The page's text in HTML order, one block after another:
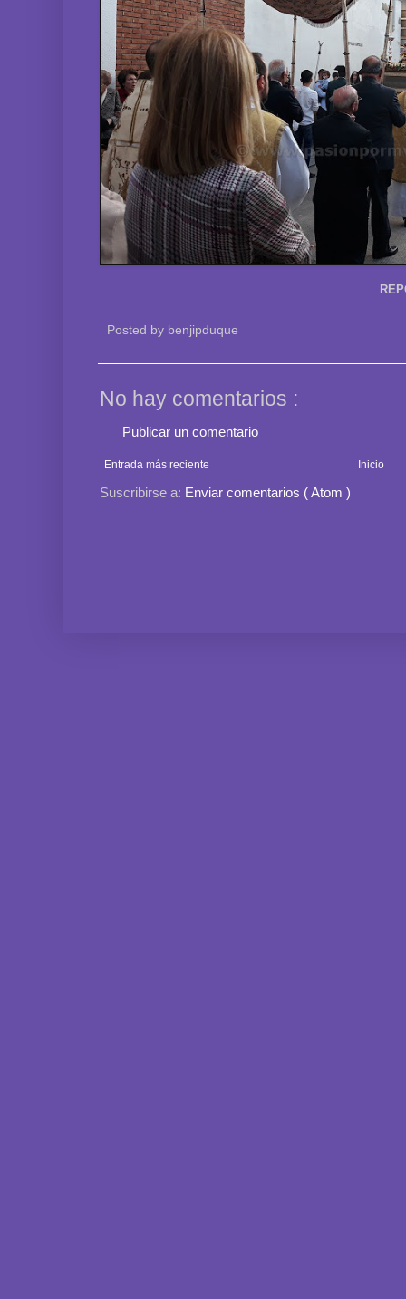
Posted by benjipduque
No hay comentarios :
Publicar un comentario
Entrada más reciente Inicio
Suscribirse a: Enviar comentarios ( Atom )